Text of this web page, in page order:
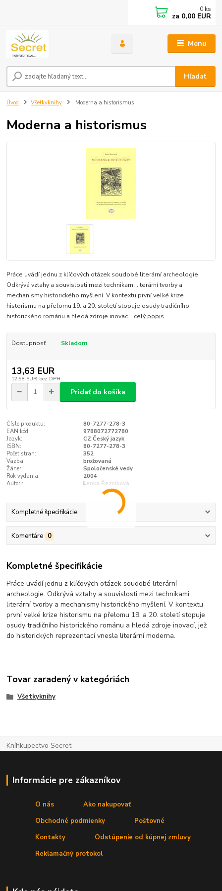
Menu
Hľadať
0 ks
za 0,00 EUR
Úvod Všetkyknihy Moderna a historismus
Moderna a historismus
Práce uvádí jednu z klíčových otázek soudobé literární archeologie.
Odkrývá vztahy a souvislosti mezi technikami literární tvorby a
mechanismy historického myšlení. V kontextu první velké krize
historismu na přelomu 19. a 20. století stopuje osudy tradičního
historického románu a hledá zdroje inovac... celý popis
Dostupnosť Skladom
13,63 EUR
12,98 EUR bez DPH
Pridať do košíka
Číslo produktu:
80-7277-278-3
EAN kód:
9788072772780
Jazyk:
CZ Český jazyk
ISBN:
80-7277-278-3
Počet stran:
352
Vazba:
brožovaná
Žáner:
Spoločenské vedy
Rok vydania:
2004
Autori:
Lenka Řezníková,
Kompletné špecifikácie
Komentáre 0
Kompletné špecifikácie
Práce uvádí jednu z klíčových otázek soudobé literární
archeologie. Odkrývá vztahy a souvislosti mezi technikami
literární tvorby a mechanismy historického myšlení. V kontextu
první velké krize historismu na přelomu 19. a 20. století stopuje
osudy tradičního historického románu a hledá zdroje inovací, jež
do historických reprezentací vnesla literární moderna.
Tovar zaradený v kategóriách
Všetkyknihy
Kníhkupectvo Secret
Informácie pre zákazníkov
O nás
Ako nakupovať
Obchodné podmienky
Poštovné
Kontakty
Odstúpenie od kúpnej zmluvy
Reklamačný protokol